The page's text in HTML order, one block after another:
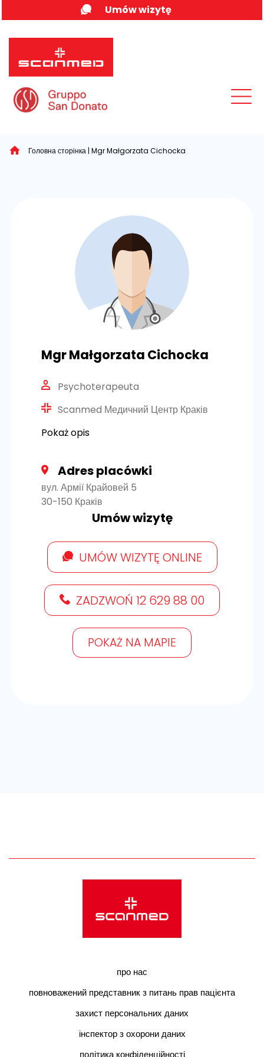
to
content
Umów wizytę
Головна сторінка | Mgr Małgorzata Cichocka
Mgr Małgorzata Cichocka
Psychoterapeuta
Scanmed Медичний Центр Краків
Pokaż opis
Adres placówki
вул. Армії Крайовей 5
30-150 Краків
Umów wizytę
UMÓW WIZYTĘ ONLINE
ZADZWOŃ 12 629 88 00
POKAŻ NA MAPIE
про нас
повноважений представник з питань прав пацієнта
захист персональних даних
інспектор з охорони даних
політика конфіденційності